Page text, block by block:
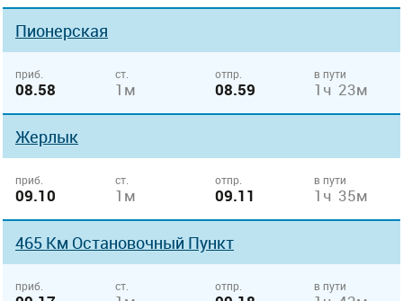
Пионерская
приб.
08.58
ст.
1м
отпр.
08.59
в пути
1ч 23м
Жерлык
приб.
09.10
ст.
1м
отпр.
09.11
в пути
1ч 35м
465 Км Остановочный Пункт
приб. ст. отпр. в пути